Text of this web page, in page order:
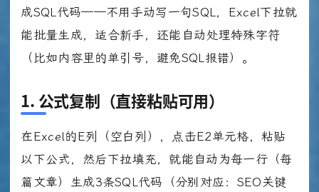
成SQL代码——不用手动写一句SQL，Excel下拉就
能批量生成，适合新手，还能自动处理特殊字符
（比如内容里的单引号，避免SQL报错）。
1. 公式复制（直接粘贴可用）
在Excel的E列（空白列），点击E2单元格，粘贴
以下公式，然后下拉填充，就能自动为每一行（每
篇文章）生成3条SQL代码（分别对应：SEO关键